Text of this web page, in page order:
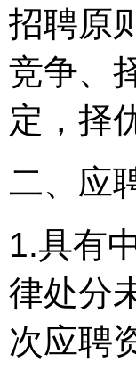
招聘原
竞争、
定，择
二、应
1.具有
律处分
次应聘